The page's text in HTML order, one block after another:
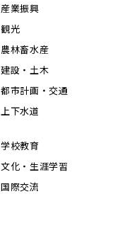
産業振興
観光
農林畜水産
建設・土木
都市計画・交通
上下水道
学校教育
文化・生涯学習
国際交流